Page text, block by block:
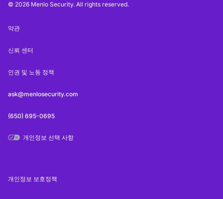
© 2026 Menlo Security. All rights reserved.
약관
신뢰 센터
인권 및 노동 정책
ask@menlosecurity.com
(650) 695-0695
개인정보 선택 사항
개인정보 보호정책